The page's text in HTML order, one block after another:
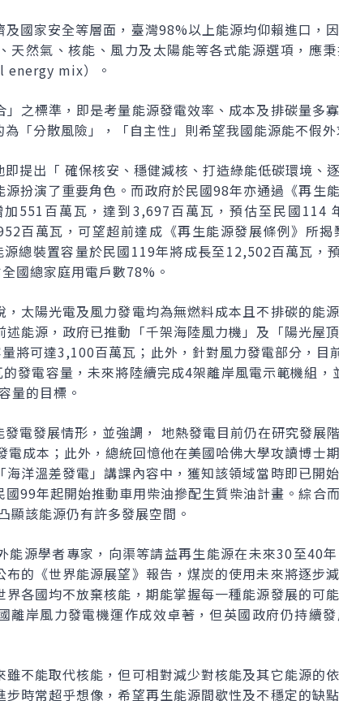
國家安全等層面，臺灣98%以上能源均仰賴進口，
天然氣、核能、風力及太陽能等各式能源選項，應
energy mix）。
之標準，即是考量能源發電效率、成本及排碳量多
「分散風險」，「自主性」則希望我國能源能不假外
提出「 確保核安、穩健減核、打造綠能低碳環境、
扮演了重要角色。而政府於民國98年亦通過《再生
551百萬瓦，達到3,697百萬瓦，預估至民國114
百萬瓦，可望超前達成《再生能源發展條例》所揭
總裝置容量於民國119年將成長至12,502百萬瓦，
國總家庭用電戶數78%。
太陽光電及風力發電均為無燃料成本且不排碳的能
能源，政府已推動「千架海陸風力機」及「陽光屋
將可達3,100百萬瓦；此外，針對風力發電部分，目
發電容量，未來將陸續完成4架離岸風電示範機組
量的目標。
電發展情形，並強調， 地熱發電目前仍在研究發展
成本；此外，總統回憶他在美國哈佛大學攻讀博士
洋溫差發電」講課內容中，獲知該領域當時即已開
99年起開始推動車用柴油摻配生質柴油計畫。綜合
顯該能源仍有許多發展空間。
能源學者專家，向渠等請益再生能源在未來30至40
的《世界能源展望》報告，煤炭的使用未來將逐步
各國均不放棄核能，期能掌握每一種能源發展的可
離岸風力發電機運作成效卓著，但英國政府仍持續
不能取代核能，但可相對減少對核能及其它能源的
時常超乎想像，希望再生能源間歇性及不穩定的缺